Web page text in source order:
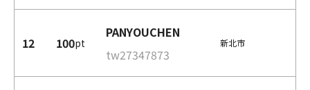
12 100pt
PANYOUCHEN
tw27347873
新北市